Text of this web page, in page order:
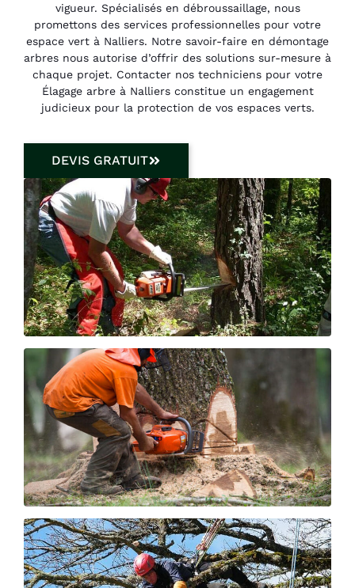
vigueur. Spécialisés en débroussaillage, nous
promettons des services professionnelles pour votre
espace vert à Nalliers. Notre savoir-faire en démontage
arbres nous autorise d’offrir des solutions sur-mesure à
chaque projet. Contacter nos techniciens pour votre
Élagage arbre à Nalliers constitue un engagement
judicieux pour la protection de vos espaces verts.
DEVIS GRATUIT